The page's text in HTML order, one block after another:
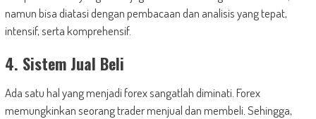
namun bisa diatasi dengan pembacaan dan analisis yang tepat,
intensif, serta komprehensif.
4. Sistem Jual Beli
Ada satu hal yang menjadi forex sangatlah diminati. Forex
memungkinkan seorang trader menjual dan membeli. Sehingga,